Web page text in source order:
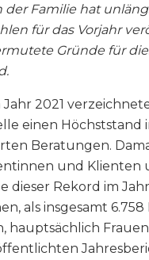
der Familie hat
für das Vorjahr
Gründe für
Jahr 2021
einen Höchststand
Beratungen.
und
dieser Rekord im
als insgesamt 6.758
hauptsächlich